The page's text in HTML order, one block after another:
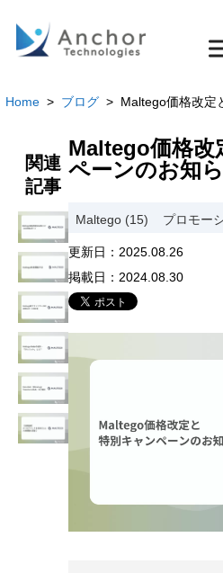
Home > ブログ > Maltego価格改定
Maltego価格改
ペーンのお知
Maltego (15) プロモー
更新日： 2025.08.26
掲載日： 2024.08.30
関連
記事